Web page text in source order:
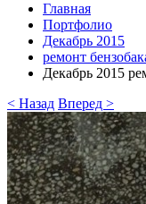
Главная
Портфолио
Декабрь 2015
ремонт
Декабрь 2015
< Назад Вперед >